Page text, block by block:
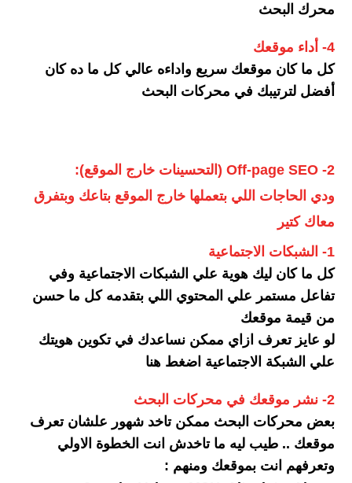
محرك البحث
4- أداء موقعك
كل ما كان موقعك سريع واداءه عالي كل ما ده كان
أفضل لترتيبك في محركات البحث
2- Off-page SEO (التحسينات خارج الموقع):
ودي الحاجات اللي بتعملها خارج الموقع بتاعك وبتفرق
معاك كتير
1- الشبكات الاجتماعية
كل ما كان ليك هوية علي الشبكات الاجتماعية وفي
تفاعل مستمر علي المحتوي اللي بتقدمه كل ما حسن
من قيمة موقعك
لو عايز تعرف ازاي ممكن نساعدك في تكوين هويتك
علي الشبكة الاجتماعية اضغط هنا
2- نشر موقعك في محركات البحث
بعض محركات البحث ممكن تاخد شهور علشان تعرف
موقعك .. طيب ليه ما تاخدش انت الخطوة الاولي
وتعرفهم انت بموقعك ومنهم :